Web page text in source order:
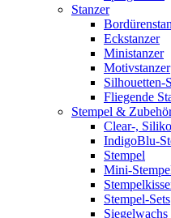
Stanzer
Eckstanzer
Ministanzer
Motivstanzer
Silhouetten-
Fliegende
Stempel &
Clear-,
IndigoBlu-
Stempel
Mini-
Stempel-Sets
Siegelwachs